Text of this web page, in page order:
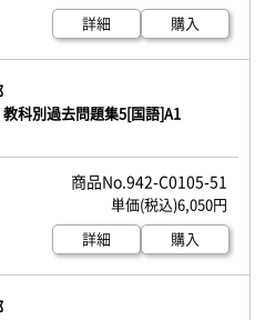
詳細
購入
科別過去問題集5[国語]A1
942-C0105-51
6,050円
詳細
購入